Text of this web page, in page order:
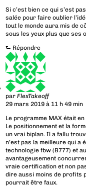
Si c’est bien ce qui s’est
salée pour faire oublier
tout le monde aura mis de
sous les yeux plus que ses
⮑ Répondre
parFlexTakeoff
29 mars 2019 à 11 h 49 min
Le programme MAX était
Le positionnement et la
un vrai biplan. Il a fallu
n’est pas la meilleure qui a
technologie fbw (B777) et
avantageusement
vraie certification et non
dire aussi moins de profits
pourrait être faux.